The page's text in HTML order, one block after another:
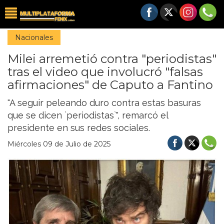
Nacionales
Milei arremetió contra "periodistas"
tras el video que involucró "falsas
afirmaciones" de Caputo a Fantino
"A seguir peleando duro contra estas basuras
que se dicen `periodistas`", remarcó el
presidente en sus redes sociales.
Miércoles 09 de Julio de 2025